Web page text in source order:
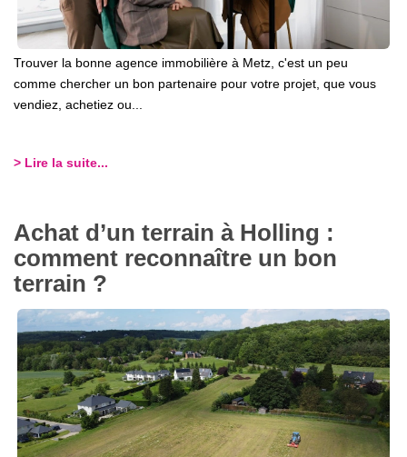
Trouver la bonne agence immobilière à Metz, c'est un peu
comme chercher un bon partenaire pour votre projet, que vous
vendiez, achetiez ou...
> Lire la suite...
Achat d’un terrain à Holling :
comment reconnaître un bon
terrain ?